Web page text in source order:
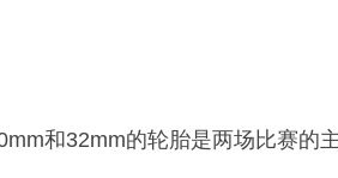
和32mm的轮胎是两场比赛的